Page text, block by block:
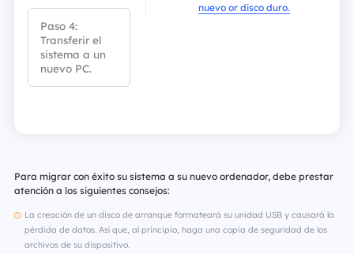
Paso 4:
Transferir el
sistema a un
nuevo PC.
nuevo or disco duro.
Para migrar con éxito su sistema a su nuevo ordenador, debe prestar
atención a los siguientes consejos:
La creación de un disco de arranque formateará su unidad USB y causará la
pérdida de datos. Así que, al principio, haga una copia de seguridad de los
archivos de su dispositivo.